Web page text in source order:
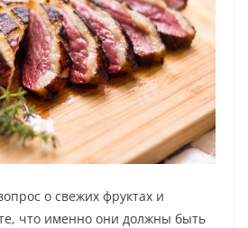
о свежих фруктах и
что именно они должны быть